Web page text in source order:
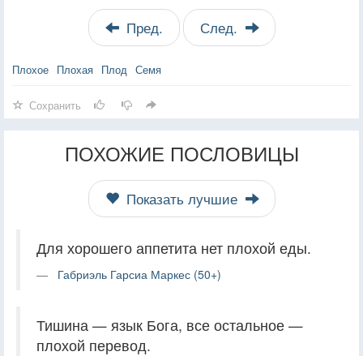
Пред. След.
Плохое Плохая Плод Семя
Сохранить
ПОХОЖИЕ ПОСЛОВИЦЫ
Показать лучшие
Для хорошего аппетита нет плохой еды.
Габриэль Гарсиа Маркес (50+)
Тишина — язык Бога, все остальное —
плохой перевод.